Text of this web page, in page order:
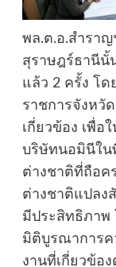
พล.ต.อ.สำรา
สุราษฎร์ธานีนั้
แล้ว 2 ครั้ง โ
ราชการจังหวั
เกี่ยวข้อง เพื่อ
บริษัทนอมินีใน
ต่างชาติที่ถือค
ต่างชาติแปลง
มีประสิทธิภาพ
มิติบูรณาการค
งานที่เกี่ยวข้อ